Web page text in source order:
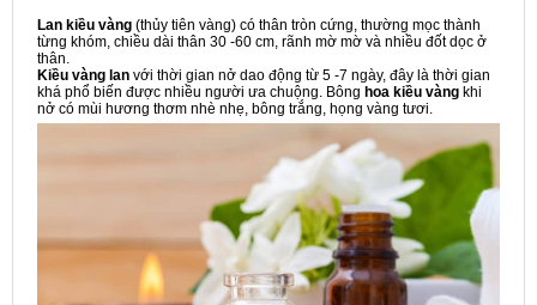
Lan kiều vàng (thủy tiên vàng) có thân tròn cứng, thường mọc thành
từng khóm, chiều dài thân 30 -60 cm, rãnh mờ mờ và nhiều đốt dọc ở
thân.
Kiều vàng lan với thời gian nở dao động từ 5 -7 ngày, đây là thời gian
khá phổ biến được nhiều người ưa chuộng. Bông hoa kiều vàng khi
nở có mùi hương thơm nhè nhẹ, bông trắng, họng vàng tươi.